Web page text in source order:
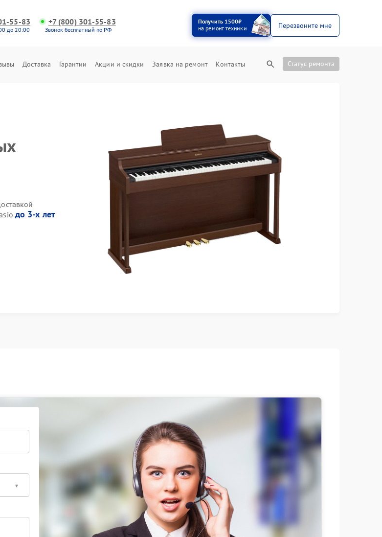
55-83
до 20:00
+7 (800) 301-55-83
Звонок бесплатный по РФ
Получить 1500₽
на ремонт техники
Перезвоните мне
Доставка Гарантии Акции и скидки Заявка на ремонт Контакты Статус ремонта
до 3-х лет